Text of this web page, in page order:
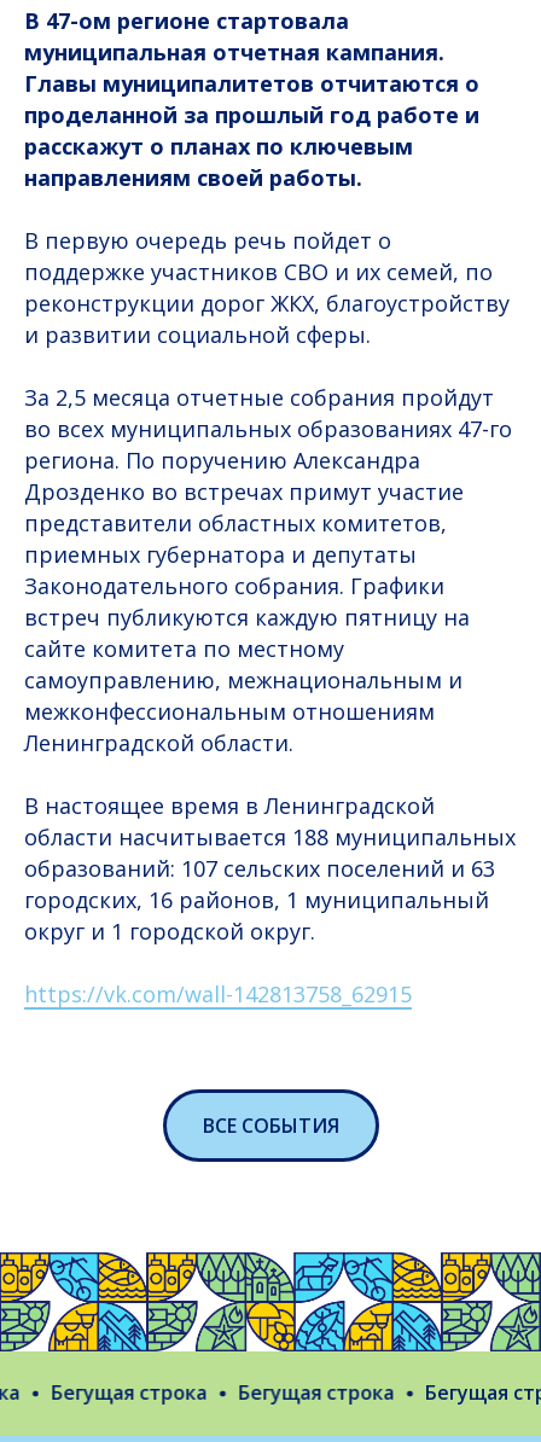
В 47-ом регионе стартовала
муниципальная отчетная кампания.
Главы муниципалитетов отчитаются о
проделанной за прошлый год работе и
расскажут о планах по ключевым
направлениям своей работы.
В первую очередь речь пойдет о
поддержке участников СВО и их семей, по
реконструкции дорог ЖКХ, благоустройству
и развитии социальной сферы.
За 2,5 месяца отчетные собрания пройдут
во всех муниципальных образованиях 47-го
региона. По поручению Александра
Дрозденко во встречах примут участие
представители областных комитетов,
приемных губернатора и депутаты
Законодательного собрания. Графики
встреч публикуются каждую пятницу на
сайте комитета по местному
самоуправлению, межнациональным и
межконфессиональным отношениям
Ленинградской области.
В настоящее время в Ленинградской
области насчитывается 188 муниципальных
образований: 107 сельских поселений и 63
городских, 16 районов, 1 муниципальный
округ и 1 городской округ.
https://vk.com/wall-142813758_62915
ВСЕ СОБЫТИЯ
Бегущая строка Бегущая строка Бегущая